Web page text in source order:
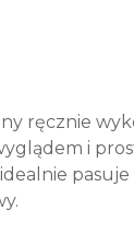
ręcznie
i
pasuje